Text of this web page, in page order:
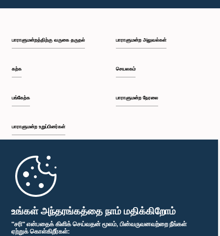
உங்கள் அந்தரங்கத்தை நாம் மதிக்கிறோம்
"சரி" என்பதைக் கிளிக் செய்வதன் மூலம், பின்வருவனவற்றை நீங்கள்
ஏற்றுக் கொள்கிறீர்கள்:
பாராளுமன்றத்திற்கு வருகை தருதல்
கற்க
பங்கேற்க
பாராளுமன்ற உறுப்பினர்கள்
முதற்பக்கம்
பாராளுமன்ற அலுவல்கள்
செயலகம்
பாராளுமன்ற நேரலை
பாராளுமன்ற கையடக்க செயலி